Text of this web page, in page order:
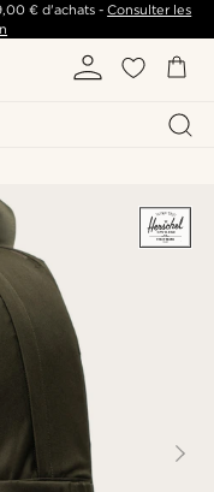
€d'achats -Consulter les